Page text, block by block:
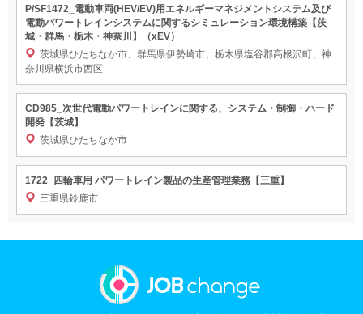
P/SF1472_電動車両(HEV/EV)用エネルギーマネジメントシステム及び
電動パワートレインシステムに関するシミュレーション環境構築【茨
城・群馬・栃木・神奈川】（xEV）
茨城県ひたちなか市、群馬県伊勢崎市、栃木県塩谷郡高根沢町、神
奈川県横浜市西区
CD985_次世代電動パワートレインに関する、システム・制御・ハード
開発【茨城】
茨城県ひたちなか市
1722_四輪車用 パワートレイン製品の生産管理業務【三重】
三重県鈴鹿市